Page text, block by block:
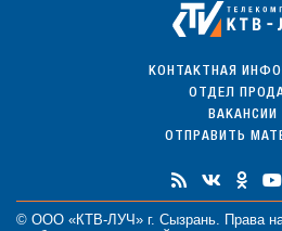
КОНТАКТНАЯ
ОТДЕЛ
ВАКАНСИИ
ОТПРАВИТЬ
© ООО «КТВ-ЛУЧ» г. Сызрань. Права